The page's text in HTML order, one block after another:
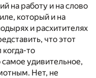
на работу и на слово
который и на
и расхитителях
что этот
то
удивительное,
Нет, не